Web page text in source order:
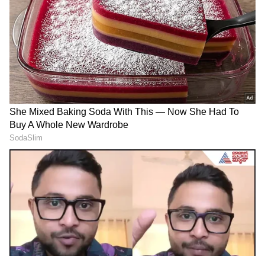
ಸಂವಹನ ಮತ್ತು ಪ್ರಯಾಣದಿಂದ ಅವರು ಆರ್ಥಿಕವಾಗಿ ಲಾಭ
ಪಡೆಯುತ್ತಾರೆ. ಸರಿಯಾದ ಸಲಹೆ ಮತ್ತು ಸಲಹೆಗಳೊಂದಿಗೆ
ಅವರು ಲಾಭ ಗಳಿಸುತ್ತಾರೆ.